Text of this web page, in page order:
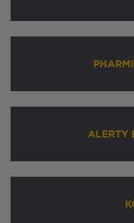
ALERTY